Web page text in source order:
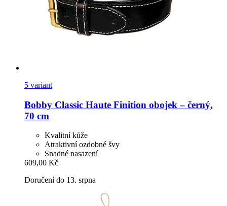
5 variant
Bobby Classic Haute Finition obojek – černý,
70 cm
Kvalitní kůže
Atraktivní ozdobné švy
Snadné nasazení
609,00 Kč
Doručení do 13. srpna